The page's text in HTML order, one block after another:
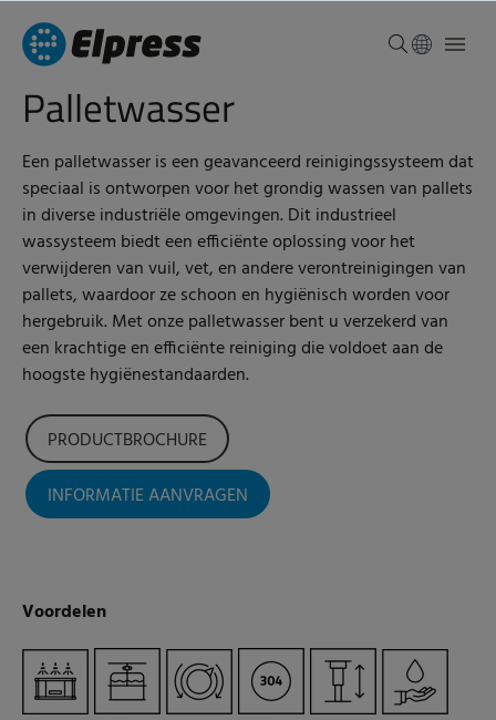
Palletwasser
Een palletwasser is een geavanceerd reinigingssysteem dat
speciaal is ontworpen voor het grondig wassen van pallets
in diverse industriële omgevingen. Dit industrieel
wassysteem biedt een efficiënte oplossing voor het
verwijderen van vuil, vet, en andere verontreinigingen van
pallets, waardoor ze schoon en hygiënisch worden voor
hergebruik. Met onze palletwasser bent u verzekerd van
een krachtige en efficiënte reiniging die voldoet aan de
hoogste hygiënestandaarden.
PRODUCTBROCHURE
INFORMATIE AANVRAGEN
Voordelen